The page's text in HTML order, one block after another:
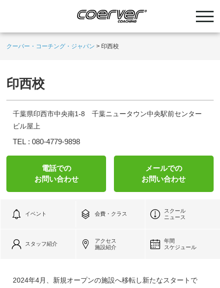
クーバー・コーチング・ジャパン >印西校
印西校
千葉県印西市中央南1-8 千葉ニュータウン中央駅前センター
ビル屋上
TEL :080-4779-9898
電話での
お問い合わせ
メールでの
お問い合わせ
イベント 会費・クラス
スクール
ニュース
スタッフ紹介
アクセス
施設紹介
年間
スケジュール
2024年4月、新規オープンの施設へ移転し新たなスタートで